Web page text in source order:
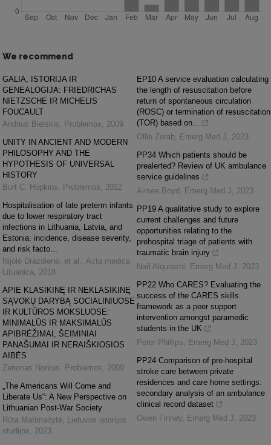
We recommend
GALIA, ISTORIJA IR
GENEALOGIJA: FRIEDRICHAS
NIETZSCHE IR MICHELIS
FOUCAULT
Andrius Bielskis
Problemos
2009
UNITY IN ANCIENT AND MODERN
PHILOSOPHY AND THE
HYPOTHESIS OF UNIVERSAL
HISTORY
Burt C. Hopkins
Problemos
2012
Hospitalisation of late preterm infants
due to lower respiratory tract
infections in Lithuania, Latvia, and
Estonia: incidence, disease severity,
and risk facto...
Nijolė Drazdienė, et al.
Acta medica
Lituanica
2018
APIE KLASIKINĘ IR NEKLASIKINĘ
SĄVOKŲ DARYBĄ SOCIALINIUOSE
IR KULTŪROS MOKSLUOSE:
MINIMALŪS IR MAKSIMALŪS
APIBRĖŽIMAI, ŠEIMINIAI
PANAŠUMAI IR NERAIŠKIOSIOS
AIBĖS
Zenonas Norkus
Problemos
2009
„The Americans Will Come and
Liberate Us“: A New Perspective on
Lithuanian Post-War Society
Rūta Matimaitytė Lietuvos istorijos
studijos
2023
EP10 A service evaluation calculating
the length of resuscitation before
return of spontaneous circulation
(ROSC) or termination of resuscitation
(TOR) based on...
Ollie Zorab Emerg Med J
2023
PP34 Which patients should be
prealerted? Review of UK ambulance
service guidelines
Aimee Boyd
Emerg Med J
2023
PP19 A qualitative study to explore
current challenges and future
opportunities relating to the
prehospital triage of patients with
traumatic brain injury
Naif Alqurashi
Emerg Med J
2023
PP22 Who CARES? Evaluating the
success of the CARES skills
framework as a peer support
intervention amongst paramedic
students in the UK
Peter Phillips
Emerg Med J
2023
PP24 Comparison of pre-hospital
stroke care between private
residences and care home settings:
secondary analysis of an ambulance
clinical record dataset
Owen Finney Emerg Med J 2023